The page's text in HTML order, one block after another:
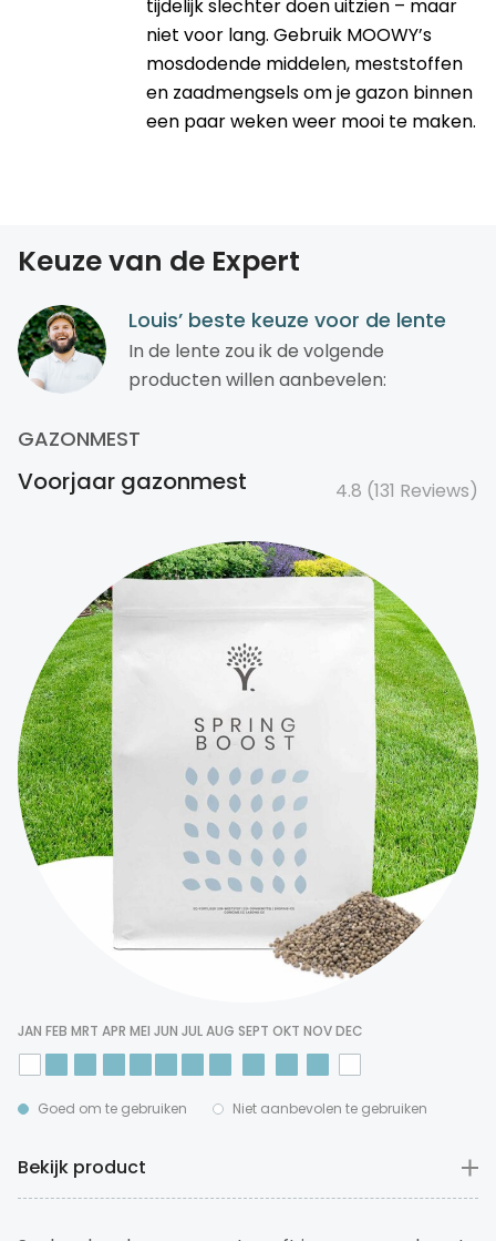
tijdelijk slechter doen uitzien – maar
niet voor lang. Gebruik MOOWY’s
mosdodende middelen, meststoffen
en zaadmengsels om je gazon binnen
een paar weken weer mooi te maken.
Keuze van de Expert
Louis’ beste keuze voor de lente
In de lente zou ik de volgende
producten willen aanbevelen:
GAZONMEST
Voorjaar gazonmest 4.8 (131 Reviews)
JAN FEB MRT APR MEI JUN JULAUG SEPT OKT NOVDEC
Goed om te gebruiken Niet aanbevolen te gebruiken
Bekijk product